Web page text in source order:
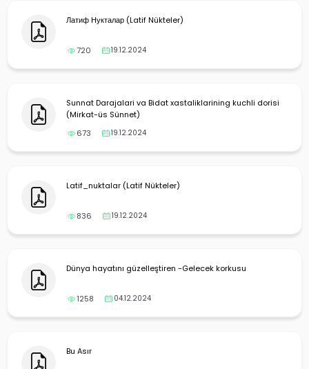
Латиф Нукталар (Latif Nükteler)
720 19.12.2024
Sunnat Darajalari va Bidat xastaliklarining kuchli dorisi
(Mirkat-üs Sünnet)
673
19.12.2024
Latif_nuktalar (Latif Nükteler)
836 19.12.2024
Dünya hayatını güzelleştiren -Gelecek korkusu
1258 04.12.2024
Bu Asır